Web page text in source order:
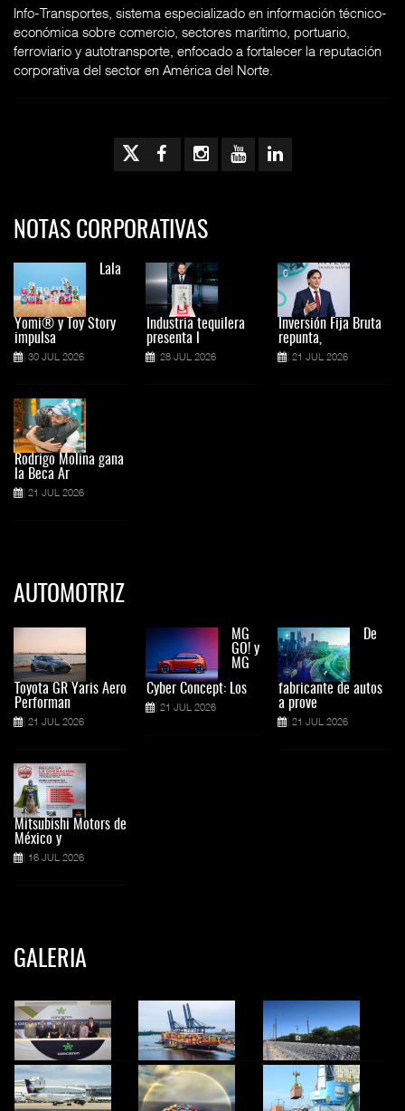
Info-Transportes, sistema especializado en información técnico-
económica sobre comercio, sectores marítimo, portuario,
ferroviario y autotransporte, enfocado a fortalecer la reputación
corporativa del sector en América del Norte.
NOTAS CORPORATIVAS
Lala
Yomi® y Toy Story
impulsa
30 JUL 2026
Rodrigo Molina gana
la Beca Ar
21 JUL 2026
Industria tequilera
presenta l
28 JUL 2026
Inversión Fija Bruta
repunta,
21 JUL 2026
AUTOMOTRIZ
Toyota GR Yaris Aero
Performan
21 JUL 2026
Mitsubishi Motors de
México y
16 JUL 2026
MG
GO! y
MG
Cyber Concept: Los
21 JUL 2026
De
fabricante de autos
a prove
21 JUL 2026
GALERIA